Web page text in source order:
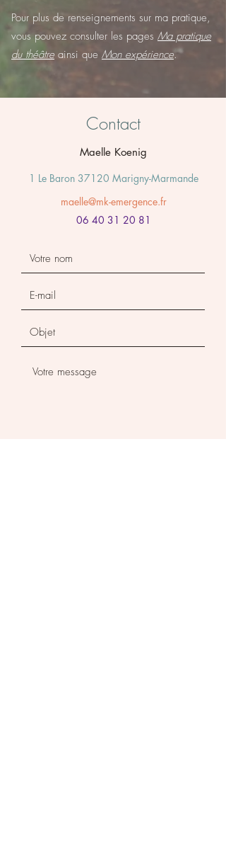
Pour plus de renseignements sur ma pratique,
vous pouvez consulter les pages Ma pratique
du théâtreainsi que Mon expérience.
Contact
Maelle Koenig
1 Le Baron 37120 Marigny-Marmande
maelle@mk-emergence.fr
06 40 31 20 81